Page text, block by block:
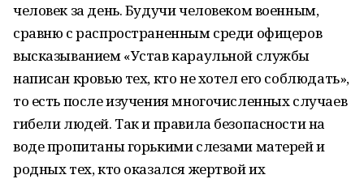
человек за день. Будучи человеком военным,
сравню с распространенным среди офицеров
высказыванием «Устав караульной службы
написан кровью тех, кто не хотел его соблюдать»,
то есть после изучения многочисленных случаев
гибели людей. Так и правила безопасности на
воде пропитаны горькими слезами матерей и
родных тех, кто оказался жертвой их